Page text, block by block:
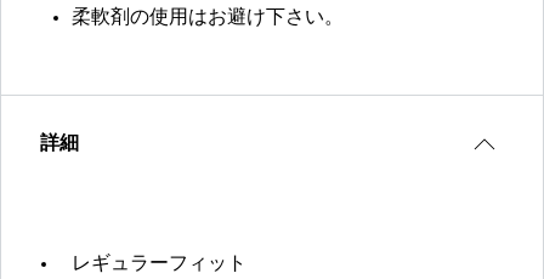
柔軟剤の使用はお避け下さい。
詳細
レギュラーフィット